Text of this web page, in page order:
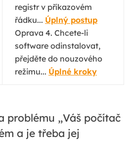
registr v příkazovém
řádku... Úplný postup
Oprava 4. Chcete-li
software odinstalovat,
přejděte do nouzového
režimu... Úplné kroky
problému „Váš počítač
a je třeba jej